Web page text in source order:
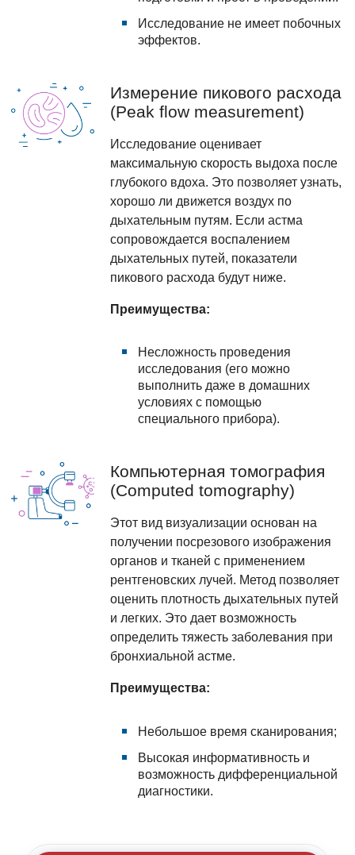
Исследование не имеет побочных
эффектов.
Измерение пикового расхода
(Peak flow measurement)
Исследование оценивает
максимальную скорость выдоха после
глубокого вдоха. Это позволяет узнать,
хорошо ли движется воздух по
дыхательным путям. Если астма
сопровождается воспалением
дыхательных путей, показатели
пикового расхода будут ниже.
Преимущества:
Несложность проведения
исследования (его можно
выполнить даже в домашних
условиях с помощью
специального прибора).
Компьютерная томография
(Computed tomography)
Этот вид визуализации основан на
получении посрезового изображения
органов и тканей с применением
рентгеновских лучей. Метод позволяет
оценить плотность дыхательных путей
и легких. Это дает возможность
определить тяжесть заболевания при
бронхиальной астме.
Преимущества:
Небольшое время сканирования;
Высокая информативность и
возможность дифференциальной
диагностики.